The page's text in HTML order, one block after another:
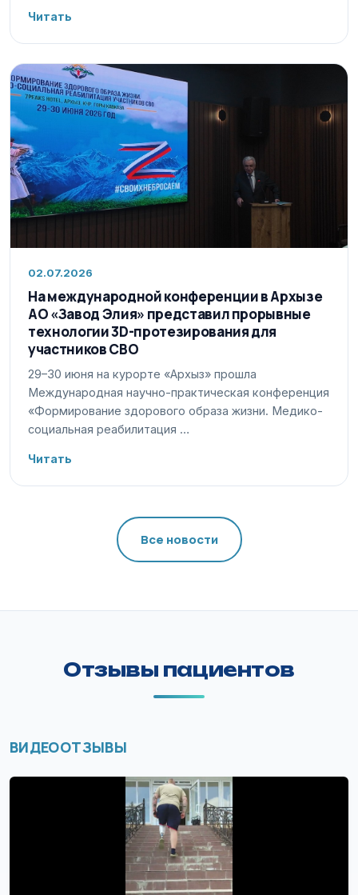
Читать
02.07.2026
На международной конференции в Архызе
АО «Завод Элия» представил прорывные
технологии 3D-протезирования для
участников СВО
29–30 июня на курорте «Архыз» прошла
Международная научно-практическая конференция
«Формирование здорового образа жизни. Медико-
социальная реабилитация …
Читать
Все новости
Отзывы пациентов
ВИДЕООТЗЫВЫ